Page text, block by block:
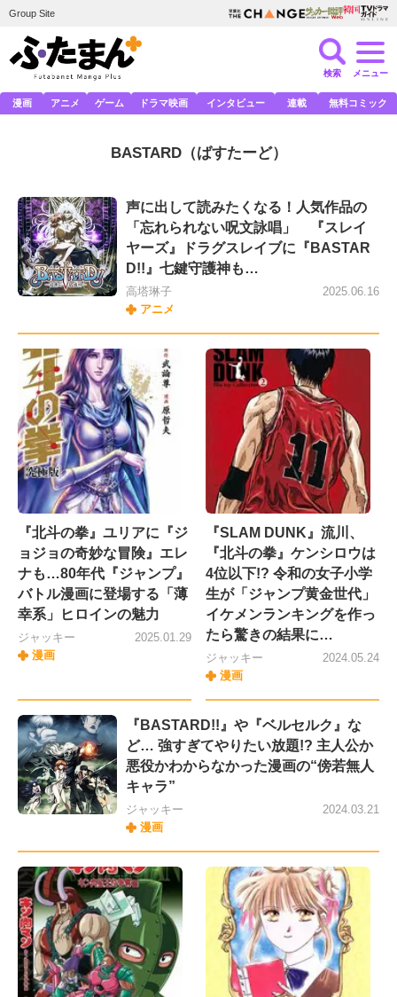
Group Site
検索 メニュー
漫画 アニメ ゲーム ドラマ映画 インタビュー 連載 無料コミック
BASTARD（ばすたーど）
声に出して読みたくなる！人気作品の
「忘れられない呪文詠唱」 『スレイ
ヤーズ』ドラグスレイブに『BASTAR
D!!』七鍵守護神も…
高塔琳子
アニメ
2025.06.16
『北斗の拳』ユリアに『ジ
ョジョの奇妙な冒険』エレ
ナも…80年代『ジャンプ』
バトル漫画に登場する「薄
幸系」ヒロインの魅力
ジャッキー
漫画
2025.01.29
『SLAM DUNK』流川、
『北斗の拳』ケンシロウは
4位以下!? 令和の女子小学
生が「ジャンプ黄金世代」
イケメンランキングを作っ
たら驚きの結果に…
ジャッキー
漫画
2024.05.24
『BASTARD!!』や『ベルセルク』な
ど… 強すぎてやりたい放題!? 主人公か
悪役かわからなかった漫画の“傍若無人
キャラ”
ジャッキー
漫画
2024.03.21